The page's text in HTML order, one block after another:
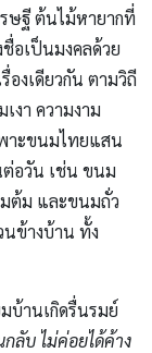
ษฐี ต้นไม้หายากที่
ชื่อเป็นมงคลด้วย
งเดียวกัน ตามวิถี
งา ความงาม
าะขนมไทยแสน
อวัน เช่น ขนม
ต้ม และขนมถั่ว
ข้างบ้าน ทั้ง
บ้านเกิดรื่นรมย์
กลับ ไม่ค่อยได้ค้าง